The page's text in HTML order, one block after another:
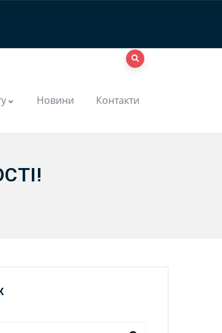
Новини Контакти